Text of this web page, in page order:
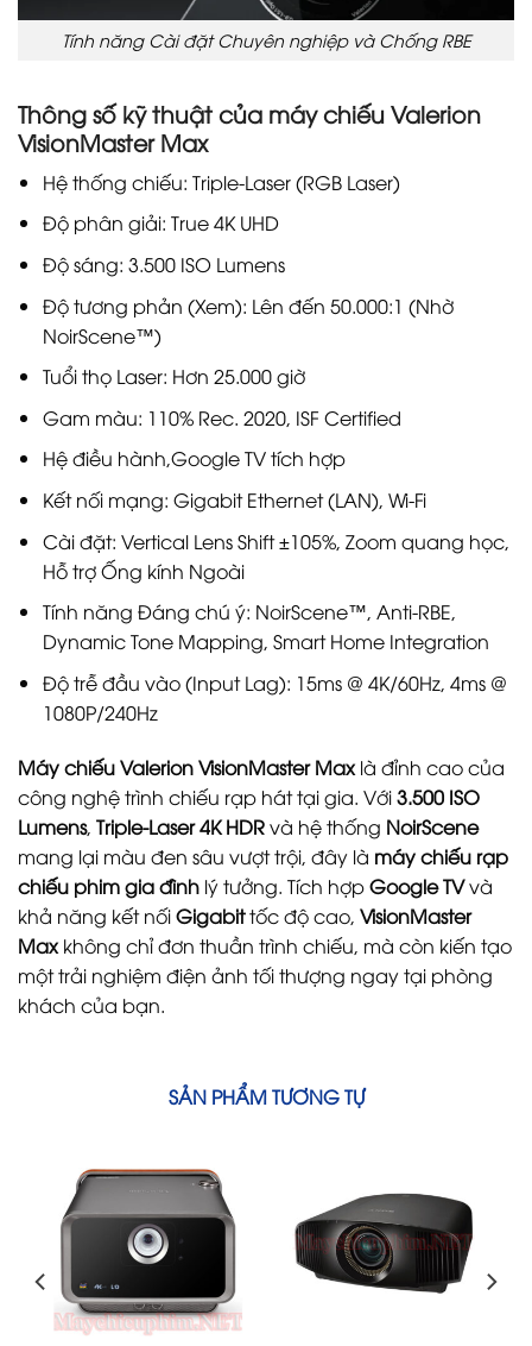
Tính năng Cài đặt Chuyên nghiệp và Chống RBE
Thông số kỹ thuật của máy chiếu Valerion
VisionMaster Max
Hệ thống chiếu: Triple-Laser (RGB Laser)
Độ phân giải: True 4K UHD
Độ sáng: 3.500 ISO Lumens
Độ tương phản (Xem): Lên đến 50.000:1 (Nhờ
NoirScene™)
Tuổi thọ Laser: Hơn 25.000 giờ
Gam màu: 110% Rec. 2020, ISF Certified
Hệ điều hành,Google TV tích hợp
Kết nối mạng: Gigabit Ethernet (LAN), Wi-Fi
Cài đặt: Vertical Lens Shift ±105%, Zoom quang học,
Hỗ trợ Ống kính Ngoài
Tính năng Đáng chú ý: NoirScene™, Anti-RBE,
Dynamic Tone Mapping, Smart Home Integration
Độ trễ đầu vào (Input Lag): 15ms @ 4K/60Hz, 4ms @
1080P/240Hz
Máy chiếu Valerion VisionMaster Maxlà đỉnh cao của
công nghệ trình chiếu rạp hát tại gia. Với3.500 ISO
Lumens, Triple-Laser 4K HDRvà hệ thống NoirScene
mang lại màu đen sâu vượt trội, đây là máy chiếu rạp
chiếu phim gia đình lý tưởng. Tích hợpGoogle TVvà
khả năng kết nốiGigabittốc độ cao, VisionMaster
Maxkhông chỉ đơn thuần trình chiếu, mà còn kiến tạo
một trải nghiệm điện ảnh tối thượng ngay tại phòng
khách của bạn.
SẢN PHẨM TƯƠNG TỰ